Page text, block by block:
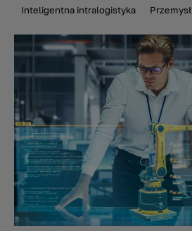
Inteligentna intralogistyka